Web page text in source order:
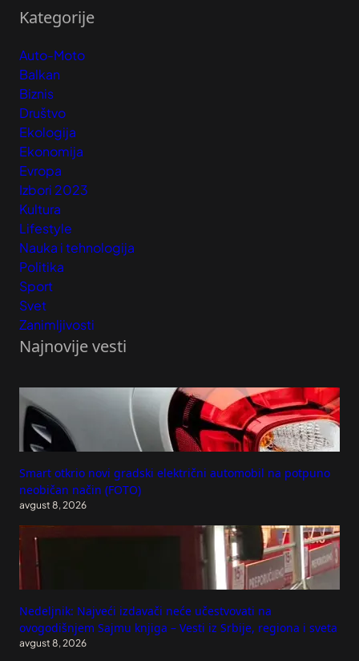
Kategorije
Auto-Moto
Balkan
Biznis
Društvo
Ekologija
Ekonomija
Evropa
Izbori 2023
Kultura
Lifestyle
Nauka i tehnologija
Politika
Sport
Svet
Zanimljivosti
Najnovije vesti
Smart otkrio novi gradski električni automobil na potpuno
neobičan način (FOTO)
avgust 8, 2026
Nedeljnik: Najveći izdavači neće učestvovati na
ovogodišnjem Sajmu knjiga – Vesti iz Srbije, regiona i sveta
avgust 8, 2026